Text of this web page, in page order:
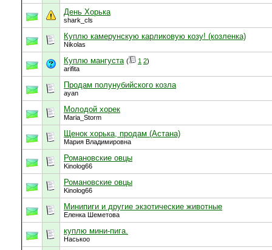
День Хорька
shark_cls
Куплю камерунскую карликовую козу! (козленка)
Nikolas
Куплю мангуста ( 1 2)
arifita
Продам полунубийского козла
ayan
Молодой хорек
Maria_Storm
Щенок хорька, продам (Астана)
Мария Владимировна
Романовские овцы
Kinolog66
Романовские овцы
Kinolog66
Минипиги и другие экзотические животные
Еленка Шеметова
куплю мини-пига.
Наськоо